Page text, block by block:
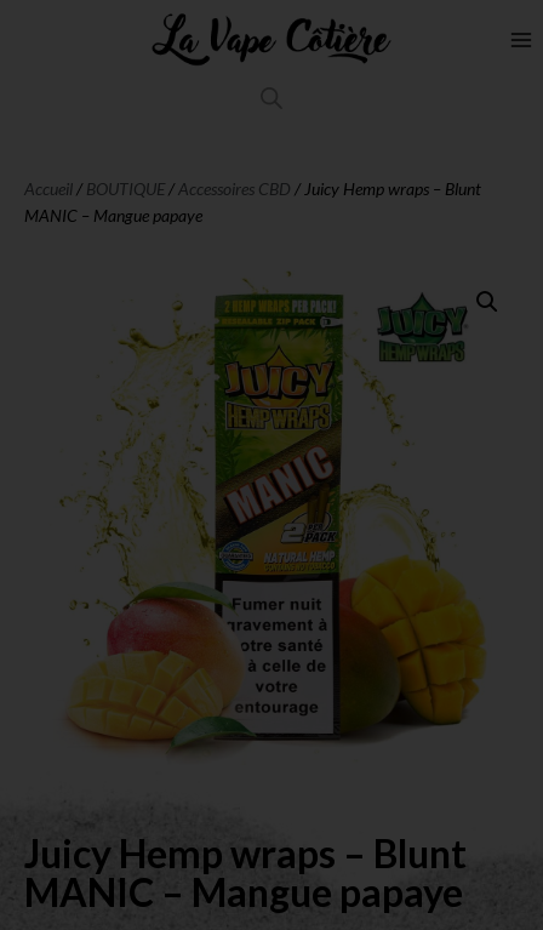
Accueil/ BOUTIQUE/Accessoires CBD / Juicy Hemp wraps – Blunt
MANIC – Mangue papaye
Juicy Hemp wraps – Blunt
MANIC – Mangue papaye